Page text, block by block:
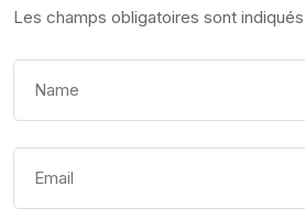
Les champs obligatoires sont